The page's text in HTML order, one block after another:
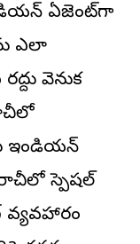
ఏజెంట్‌గా
ఎలా
వెనుక
ఇండియన్
స్పెషల్
వ్యవహారం